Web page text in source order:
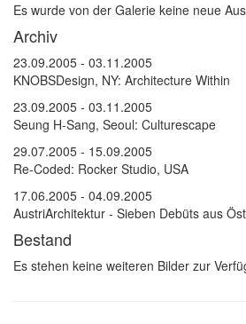
Es wurde von der Galerie keine neue
Archiv
23.09.2005 - 03.11.2005
KNOBSDesign, NY: Architecture Within
23.09.2005 - 03.11.2005
Seung H-Sang, Seoul: Culturescape
29.07.2005 - 15.09.2005
Re-Coded: Rocker Studio, USA
17.06.2005 - 04.09.2005
AustriArchitektur - Sieben Debüts aus
Bestand
Es stehen keine weiteren Bilder zur